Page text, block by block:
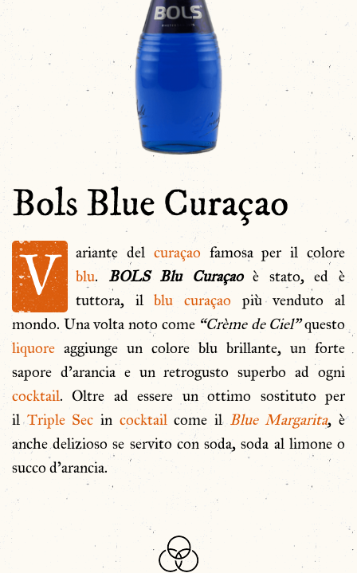
Bols Blue Curaçao
V ariante del curaçao famosa per il colore
blu. BOLS Blu Curaçaoè stato, ed è
tuttora, ilblu curaçao più venduto al
mondo. Una volta noto come “Crème de Ciel”questo
liquore aggiunge un colore blu brillante, un forte
sapore d’arancia e un retrogusto superbo ad ogni
cocktail. Oltre ad essere un ottimo sostituto per
ilTriple Sec in cocktailcome il Blue Margarita, è
anche delizioso se servito con soda, soda al limone o
succo d’arancia.